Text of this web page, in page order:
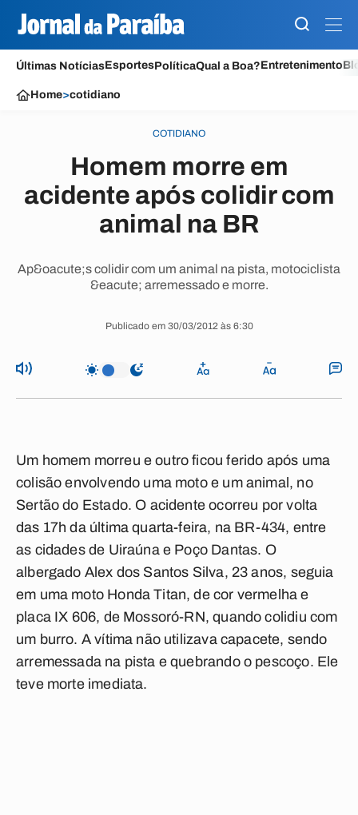
Últimas NotíciasEsportesPolíticaQual a Boa?Entretenimento
Home>cotidiano
COTIDIANO
Homem morre em
acidente após colidir com
animal na BR
Ap&oacute;s colidir com um animal na pista, motociclista
&eacute; arremessado e morre.
Publicado em 30/03/2012 às 6:30
Um homem morreu e outro ficou ferido após uma
colisão envolvendo uma moto e um animal, no
Sertão do Estado. O acidente ocorreu por volta
das 17h da última quarta-feira, na BR-434, entre
as cidades de Uiraúna e Poço Dantas. O
albergado Alex dos Santos Silva, 23 anos, seguia
em uma moto Honda Titan, de cor vermelha e
placa IX 606, de Mossoró-RN, quando colidiu com
um burro. A vítima não utilizava capacete, sendo
arremessada na pista e quebrando o pescoço. Ele
teve morte imediata.